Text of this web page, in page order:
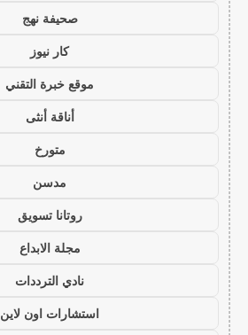
صحيفة نهج
كار نيوز
موقع خبرة التقني
أناقة أنثى
متورخ
مدسن
روتانا تسويق
مجلة الابداع
نادي الترددات
استشارات اون لاين